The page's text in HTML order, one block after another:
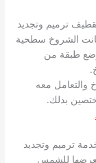
ترميم وتجديد
الشروخ سطحية
وضع طبقة من
والتعامل معه
بذلك.
ترميم وتجديد
للشمس